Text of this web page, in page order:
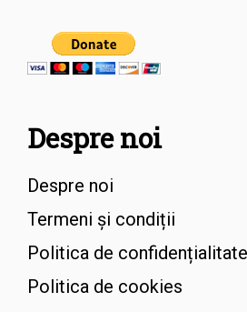
Despre noi
Despre noi
Termeni și condiții
Politica de confidențialitate
Politica de cookies